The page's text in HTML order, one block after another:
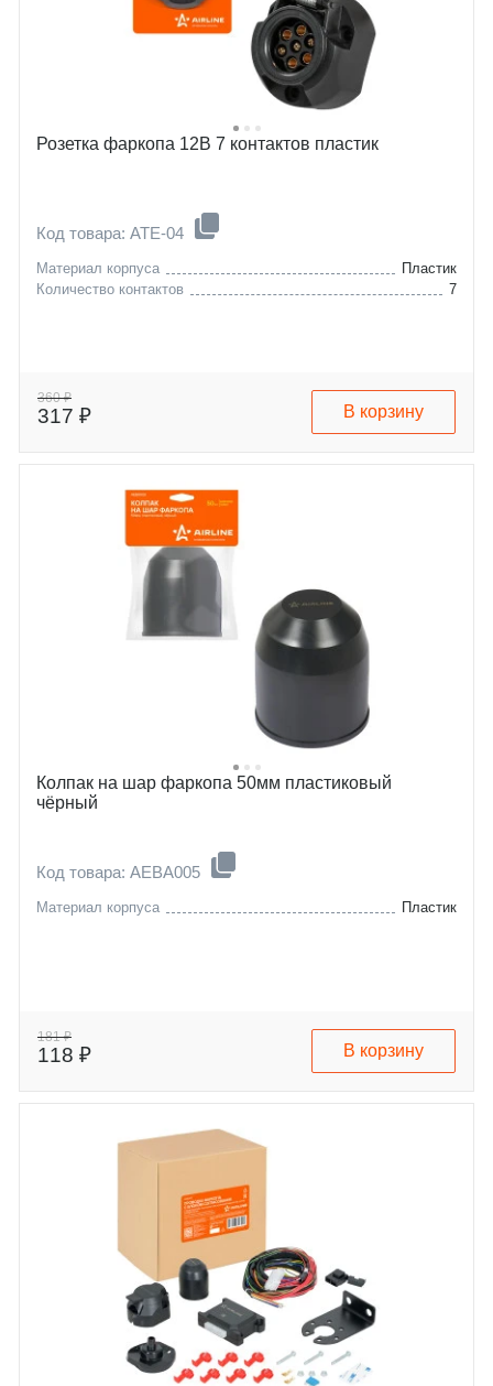
Розетка фаркопа 12В 7 контактов пластик
Код товара: ATE-04
Материал корпуса
Пластик
Количество контактов
7
360 ₽
317 ₽ В корзину
Колпак на шар фаркопа 50мм пластиковый
чёрный
Код товара: AEBA005
Материал корпуса Пластик
181 ₽
118 ₽ В корзину